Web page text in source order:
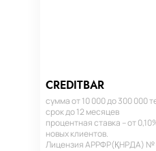
CREDITBAR
сумма от 10 000 до 300 000
срок до 12 месяцев
процентная ставка – от
новых клиентов.
Лицензия АРРФР(ҚНРДА) №